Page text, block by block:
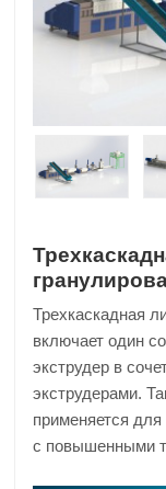
Трехкаскадная
включает один
экструдер в
экструдерами.
применяется
с повышенными